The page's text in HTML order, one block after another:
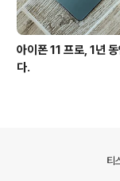
아이폰 11 프로, 1년
다.
티